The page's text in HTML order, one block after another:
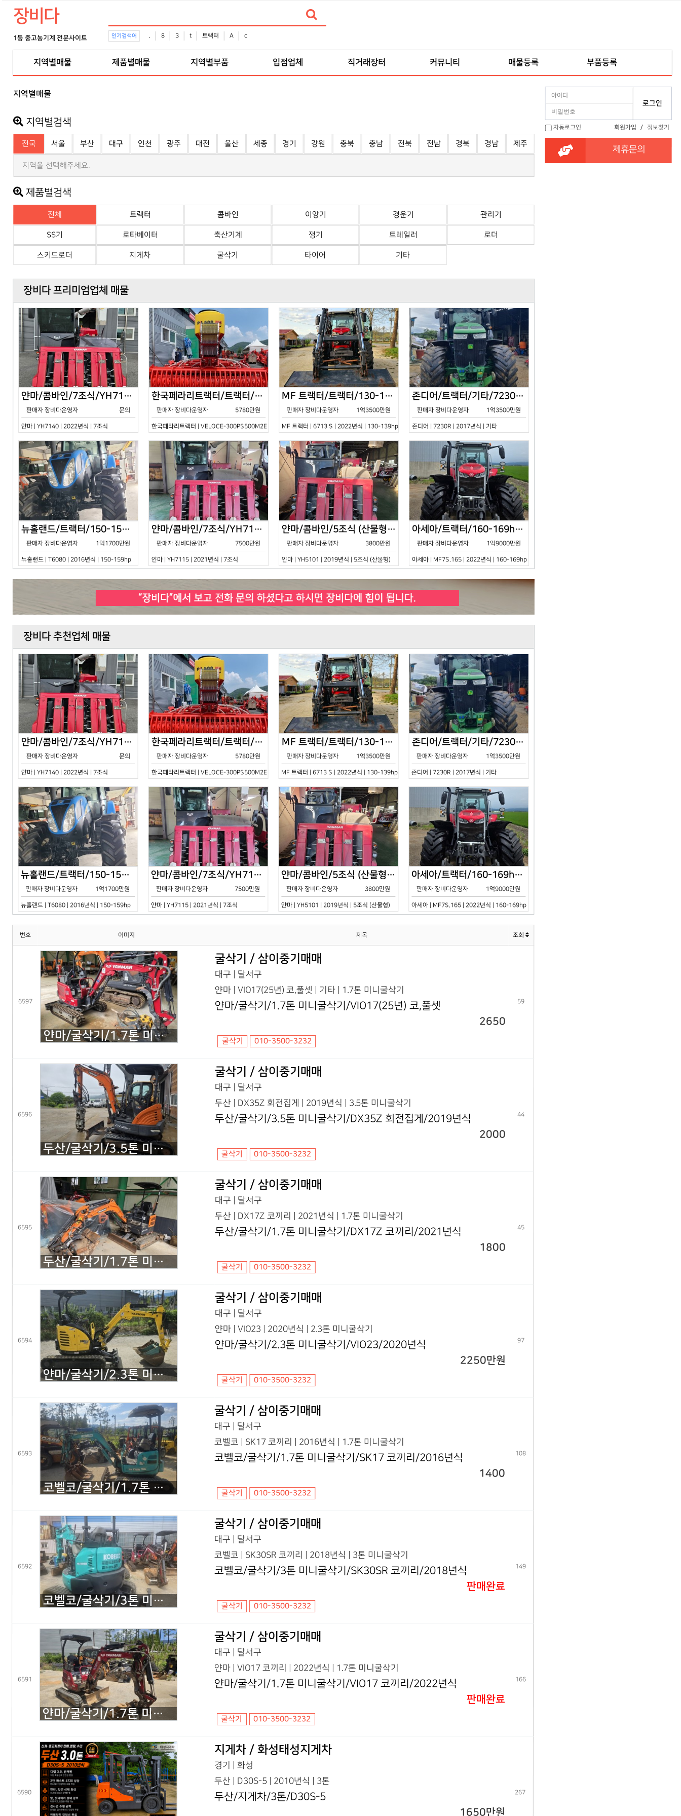
장비다
1등 중고농기계 전문사이트 인기검색어 . 8 3 t 트랙터 A c
지역별매물 제품별매물 지역별부품 입점업체 직거래장터 커뮤니티 매물등록 부품등록
지역별매물
지역별검색
전국 서울 부산 대구 인천 광주 대전 울산 세종 경기 강원 충북 충남 전북 전남 경북 경남 제주
지역을 선택해주세요.
제품별검색
전체 트랙터 콤바인 이앙기 경운기 관리기
SS기 로타베이터 축산기계 쟁기 트레일러 로더
스키드로더 지게차 굴삭기 타이어 기타
장비다 프리미엄업체 매물
얀마/콤바인/7조식/YH7140/2024년식
판매자 장비다운영자 문의
얀마 | YH7140 | 2022년식 | 7조식
한국페라리트랙터/트랙터/기타/VELOCE-300PS500M2E/2022년식
판매자 장비다운영자 5780만원
한국페라리트랙터 | VELOCE-300PS500M2E | 2022년식 | 기타
MF 트랙터/트랙터/130-139hp/6713 S/2022년식
판매자 장비다운영자 1억3500만원
MF 트랙터 | 6713 S | 2022년식 | 130-139hp
존디어/트랙터/기타/7230R/2017년식
판매자 장비다운영자 1억3500만원
존디어 | 7230R | 2017년식 | 기타
뉴홀랜드/트랙터/150-159hp/T6080/2016년식
판매자 장비다운영자 1억1700만원
뉴홀랜드 | T6080 | 2016년식 | 150-159hp
얀마/콤바인/7조식/YH7115/2021년식
판매자 장비다운영자 7500만원
얀마 | YH7115 | 2021년식 | 7조식
얀마/콤바인/5조식 (산물형)/YH5101/2019년식
판매자 장비다운영자 3800만원
얀마 | YH5101 | 2019년식 | 5조식 (산물형)
아세아/트랙터/160-169hp/MF7S.165/2023년식
판매자 장비다운영자 1억9000만원
아세아 | MF7S.165 | 2022년식 | 160-169hp
장비다 추천업체 매물
얀마/콤바인/7조식/YH7140/2024년식
판매자 장비다운영자 문의
얀마 | YH7140 | 2022년식 | 7조식
한국페라리트랙터/트랙터/기타/VELOCE-300PS500M2E/2022년식
판매자 장비다운영자 5780만원
한국페라리트랙터 | VELOCE-300PS500M2E | 2022년식 | 기타
MF 트랙터/트랙터/130-139hp/6713 S/2022년식
판매자 장비다운영자 1억3500만원
MF 트랙터 | 6713 S | 2022년식 | 130-139hp
존디어/트랙터/기타/7230R/2017년식
판매자 장비다운영자 1억3500만원
존디어 | 7230R | 2017년식 | 기타
뉴홀랜드/트랙터/150-159hp/T6080/2016년식
판매자 장비다운영자 1억1700만원
뉴홀랜드 | T6080 | 2016년식 | 150-159hp
얀마/콤바인/7조식/YH7115/2021년식
판매자 장비다운영자 7500만원
얀마 | YH7115 | 2021년식 | 7조식
얀마/콤바인/5조식 (산물형)/YH5101/2019년식
판매자 장비다운영자 3800만원
얀마 | YH5101 | 2019년식 | 5조식 (산물형)
아세아/트랙터/160-169hp/MF7S.165/2023년식
판매자 장비다운영자 1억9000만원
아세아 | MF7S.165 | 2022년식 | 160-169hp
번호 이미지 제목 조회
6597
얀마/굴삭기/1.7톤 미니굴삭기/VIO17(25년) 코,풀셋
굴삭기 / 삼이중기매매
대구 | 달서구
얀마 | VIO17(25년) 코,풀셋 | 기타 | 1.7톤 미니굴삭기
얀마/굴삭기/1.7톤 미니굴삭기/VIO17(25년) 코,풀셋
2650
굴삭기 010-3500-3232
59
6596
두산/굴삭기/3.5톤 미니굴삭기/DX35Z 회전집게/2019년식
굴삭기 / 삼이중기매매
대구 | 달서구
두산 | DX35Z 회전집게 | 2019년식 | 3.5톤 미니굴삭기
두산/굴삭기/3.5톤 미니굴삭기/DX35Z 회전집게/2019년식
2000
굴삭기 010-3500-3232
44
6595
두산/굴삭기/1.7톤 미니굴삭기/DX17Z 코끼리/2021년식
굴삭기 / 삼이중기매매
대구 | 달서구
두산 | DX17Z 코끼리 | 2021년식 | 1.7톤 미니굴삭기
두산/굴삭기/1.7톤 미니굴삭기/DX17Z 코끼리/2021년식
1800
굴삭기 010-3500-3232
45
6594
얀마/굴삭기/2.3톤 미니굴삭기/VIO23/2020년식
굴삭기 / 삼이중기매매
대구 | 달서구
얀마 | VIO23 | 2020년식 | 2.3톤 미니굴삭기
얀마/굴삭기/2.3톤 미니굴삭기/VIO23/2020년식
2250만원
굴삭기 010-3500-3232
97
6593
코벨코/굴삭기/1.7톤 미니굴삭기/SK17 코끼리/2016년식
굴삭기 / 삼이중기매매
대구 | 달서구
코벨코 | SK17 코끼리 | 2016년식 | 1.7톤 미니굴삭기
코벨코/굴삭기/1.7톤 미니굴삭기/SK17 코끼리/2016년식
1400
굴삭기 010-3500-3232
108
6592
코벨코/굴삭기/3톤 미니굴삭기/SK30SR 코끼리/2018년식
굴삭기 / 삼이중기매매
대구 | 달서구
코벨코 | SK30SR 코끼리 | 2018년식 | 3톤 미니굴삭기
코벨코/굴삭기/3톤 미니굴삭기/SK30SR 코끼리/2018년식
판매완료
굴삭기 010-3500-3232
149
6591
얀마/굴삭기/1.7톤 미니굴삭기/VIO17 코끼리/2022년식
굴삭기 / 삼이중기매매
대구 | 달서구
얀마 | VIO17 코끼리 | 2022년식 | 1.7톤 미니굴삭기
얀마/굴삭기/1.7톤 미니굴삭기/VIO17 코끼리/2022년식
판매완료
굴삭기 010-3500-3232
166
6590
지게차 / 화성태성지게차
경기 | 화성
두산 | D30S-5 | 2010년식 | 3톤
두산/지게차/3톤/D30S-5
1650만원
267
자동로그인 회원가입 / 정보찾기
제휴문의